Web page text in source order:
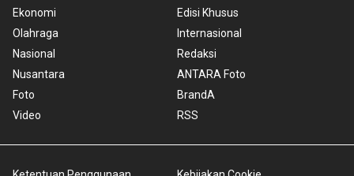
Ekonomi
Olahraga
Nasional
Nusantara
Foto
Video
Edisi Khusus
Internasional
Redaksi
ANTARA Foto
BrandA
RSS